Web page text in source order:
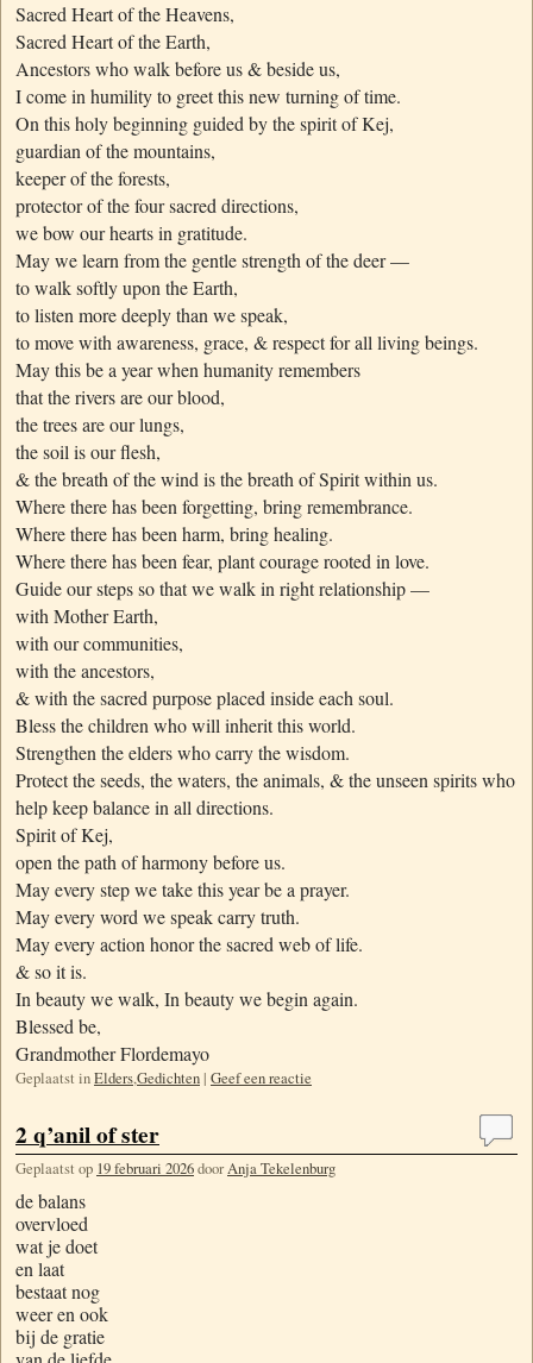
Sacred Heart of the Heavens,
Sacred Heart of the Earth,
Ancestors who walk before us & beside us,
I come in humility to greet this new turning of time.
On this holy beginning guided by the spirit of Kej,
guardian of the mountains,
keeper of the forests,
protector of the four sacred directions,
we bow our hearts in gratitude.
May we learn from the gentle strength of the deer —
to walk softly upon the Earth,
to listen more deeply than we speak,
to move with awareness, grace, & respect for all living beings.
May this be a year when humanity remembers
that the rivers are our blood,
the trees are our lungs,
the soil is our flesh,
& the breath of the wind is the breath of Spirit within us.
Where there has been forgetting, bring remembrance.
Where there has been harm, bring healing.
Where there has been fear, plant courage rooted in love.
Guide our steps so that we walk in right relationship —
with Mother Earth,
with our communities,
with the ancestors,
& with the sacred purpose placed inside each soul.
Bless the children who will inherit this world.
Strengthen the elders who carry the wisdom.
Protect the seeds, the waters, the animals, & the unseen spirits who
help keep balance in all directions.
Spirit of Kej,
open the path of harmony before us.
May every step we take this year be a prayer.
May every word we speak carry truth.
May every action honor the sacred web of life.
& so it is.
In beauty we walk, In beauty we begin again.
Blessed be,
Grandmother Flordemayo
Geplaatst inElders,Gedichten | Geef een reactie
2 q’anil of ster
Geplaatst op 19 februari 2026doorAnja Tekelenburg
de balans
overvloed
wat je doet
en laat
bestaat nog
weer en ook
bij de gratie